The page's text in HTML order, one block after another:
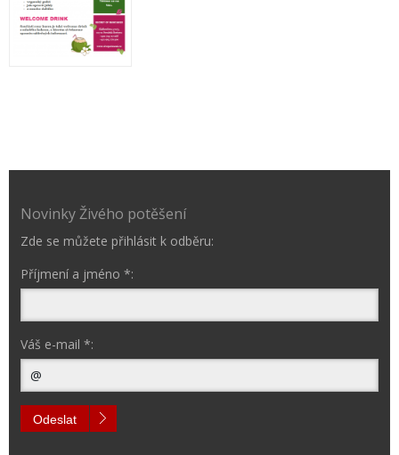
Novinky Živého potěšení
Zde se můžete přihlásit k odběru:
Příjmení a jméno *:
Váš e-mail *:
Odeslat